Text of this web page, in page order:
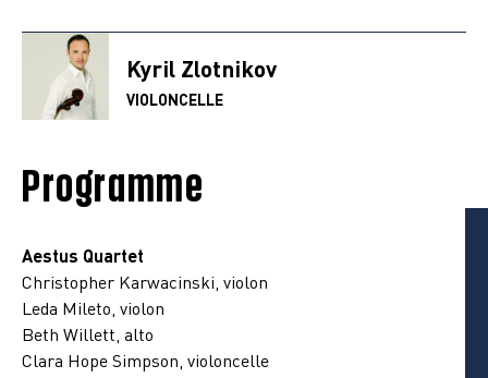
Kyril Zlotnikov
VIOLONCELLE
Programme
Aestus Quartet
Christopher Karwacinski, violon
Leda Mileto, violon
Beth Willett, alto
Clara Hope Simpson, violoncelle